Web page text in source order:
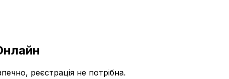
реєстрація не потрібна.